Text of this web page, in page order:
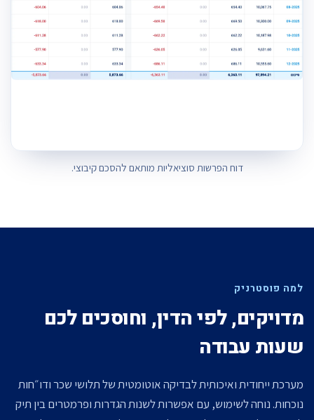
דוח הפרשות סוציאליות מותאם להסכם קיבוצי.
למה פוסטרניק
מדויקים, לפי הדין, וחוסכים לכם
שעות עבודה
מערכת ייחודית ואיכותית לבדיקה אוטומטית של תלושי שכר ודו״חות
נוכחות. נוחה לשימוש, עם אפשרות לשנות הגדרות ופרמטרים בין תיק